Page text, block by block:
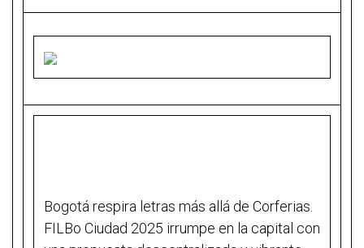
Bogotá respira letras más allá de Corferias.
FILBo Ciudad 2025 irrumpe en la capital con